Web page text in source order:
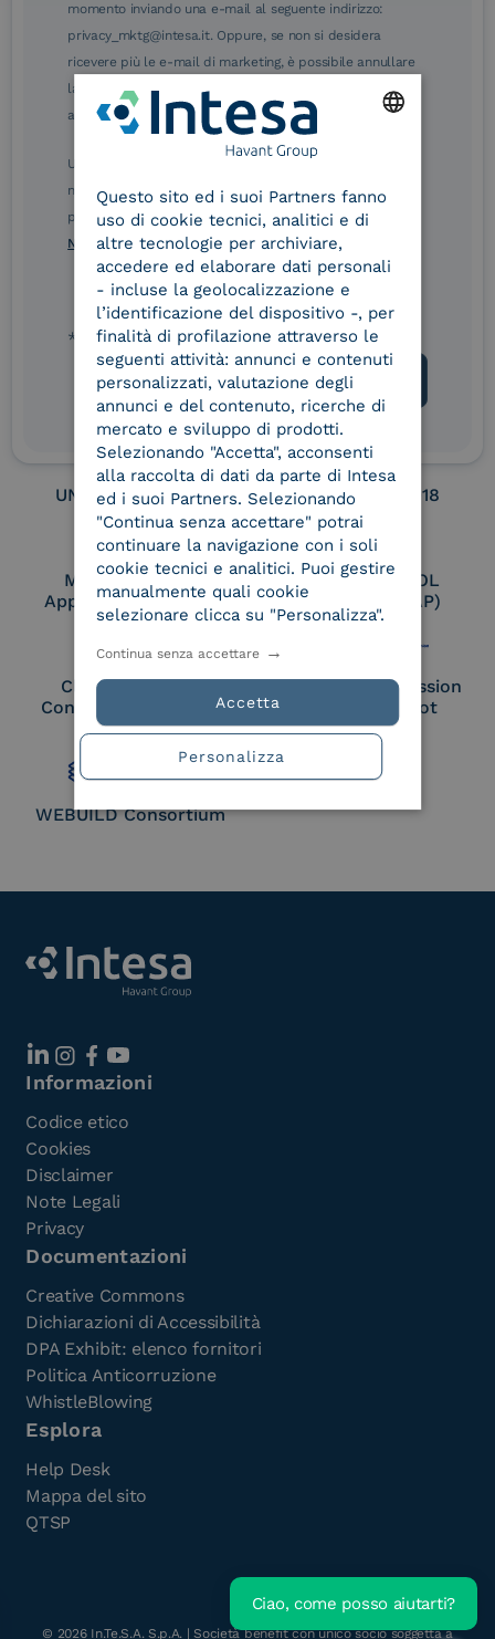
eIDAS Qualified Trust
Service Provider
eIDAS Qualified Trust
Remote Qualified
Electronic Signature /
Seal Creation
Service Provider e
Aggregatore SPID
Service Provider e
Aggregatore CIE
Conservatore
qualificato
UNI EN ISO 37001
UNI EN ISO 9001 UNI EN ISO 27001
UNI EN ISO 27017 UNI EN ISO 27018
Membro Adobe
Approved Trust List
Certified PEPPOL
Access Point (AP)
Cloud Signature
Consortium Member
European Commission
Large Scale Pilot
Member
WEBUILD Consortium
momento inviando una e-mail al seguente indirizzo:
privacy_mktg@intesa.it. Oppure, se non si desidera
ricevere più le e-mail di marketing, è possibile annullare
la sottoscrizione facendo clic sul relativo link di
annullamento sottoscrizione, in qualsiasi e-mail.
Ulteriori informazioni sulle procedure sono disponibili
nelle Norme di tutela della privacy INTESA. Inoltrando il
presente modulo, dichiaro di aver letto e compreso le
Norme di tutela della privacy INTESA.
* campo obbligatorio
Informazioni
Codice etico
Cookies
Disclaimer
Note Legali
Privacy
Documentazioni
Creative Commons
Dichiarazioni di Accessibilità
DPA Exhibit: elenco fornitori
Politica Anticorruzione
WhistleBlowing
Esplora
Help Desk
Mappa del sito
QTSP
© 2026In.Te.S.A. S.p.A. | Società benefit con unico socio soggetta a
ITALIAN
Questo sito ed i suoi Partners fanno
uso di cookie tecnici, analitici e di
altre tecnologie per archiviare,
accedere ed elaborare dati personali
- incluse la geolocalizzazione e
l’identificazione del dispositivo -, per
finalità di profilazione attraverso le
seguenti attività: annunci e contenuti
personalizzati, valutazione degli
annunci e del contenuto, ricerche di
mercato e sviluppo di prodotti.
Selezionando "Accetta", acconsenti
alla raccolta di dati da parte di Intesa
ed i suoi Partners. Selezionando
"Continua senza accettare" potrai
continuare la navigazione con i soli
cookie tecnici e analitici. Puoi gestire
manualmente quali cookie
selezionare clicca su "Personalizza".
Accetta
Continua senza accettare
Personalizza
Ciao, come posso aiutarti?